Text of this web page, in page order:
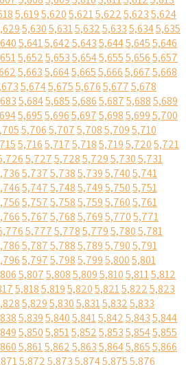
5,6195,6205,6215,6225,6235,624
5,6305,6315,6325,6335,6345,635
5,6415,6425,6435,6445,6455,646
5,6525,6535,6545,6555,6565,657
5,6635,6645,6655,6665,6675,668
5,6745,6755,6765,6775,678
5,6845,6855,6865,6875,6885,689
5,6955,6965,6975,6985,6995,700
5,7065,7075,7085,7095,710
5,7165,7175,7185,7195,7205,721
5,7275,7285,7295,7305,731
5,7375,7385,7395,7405,741
5,7475,7485,7495,7505,751
5,7575,7585,7595,7605,761
5,7675,7685,7695,7705,771
5,7775,7785,7795,7805,781
5,7875,7885,7895,7905,791
5,7975,7985,7995,8005,801
5,8075,8085,8095,8105,8115,812
5,8185,8195,8205,8215,8225,823
5,8295,8305,8315,8325,833
5,8395,8405,8415,8425,8435,844
5,8505,8515,8525,8535,8545,855
5,8615,8625,8635,8645,8655,866
5,8725,8735,8745,8755,876